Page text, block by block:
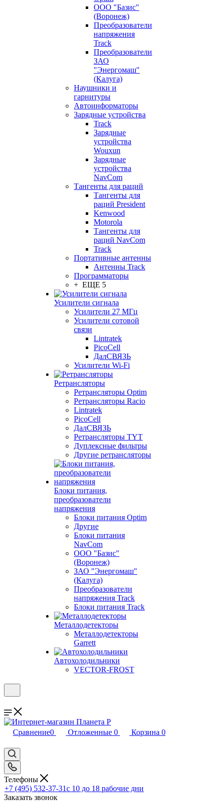
ООО "Базис"
(Воронеж)
Преобразователи
напряжения
Track
Преобразователи
ЗАО
"Энергомаш"
(Калуга)
Наушники и
гарнитуры
Автоинформаторы
Зарядные устройства
Track
Зарядные
устройства
Wouxun
Зарядные
устройства
NavCom
Тангенты для раций
Тангенты для
раций President
Kenwood
Motorola
Тангенты для
раций NavCom
Track
Портативные антенны
Антенны Track
Программаторы
+ ЕЩЕ 5
Усилители сигнала
Усилители 27 МГц
Усилители сотовой
связи
Lintratek
PicoCell
ДалСВЯЗЬ
Усилители Wi-Fi
Ретрансляторы
Ретрансляторы Optim
Ретрансляторы Racio
Lintratek
PicoCell
ДалСВЯЗЬ
Ретрансляторы TYT
Дуплексные фильтры
Другие ретрансляторы
Блоки питания,
преобразователи
напряжения
Блоки питания Optim
Другие
Блоки питания
NavCom
ООО "Базис"
(Воронеж)
ЗАО "Энергомаш"
(Калуга)
Преобразователи
напряжения Track
Блоки питания Track
Металлодетекторы
Металлодетекторы
Garrett
Автохолодильники
VECTOR-FROST
Сравнение0 Отложенные 0 Корзина 0
Телефоны
+7 (495) 532-37-31с 10 до 18 рабочие дни
Заказать звонок